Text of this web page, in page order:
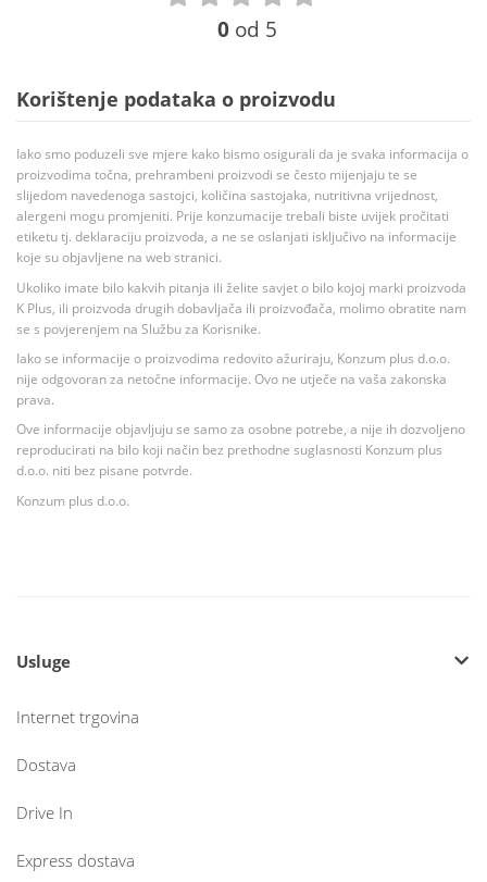
0 od 5
Korištenje podataka o proizvodu
Iako smo poduzeli sve mjere kako bismo osigurali da je svaka informacija o
proizvodima točna, prehrambeni proizvodi se često mijenjaju te se
slijedom navedenoga sastojci, količina sastojaka, nutritivna vrijednost,
alergeni mogu promjeniti. Prije konzumacije trebali biste uvijek pročitati
etiketu tj. deklaraciju proizvoda, a ne se oslanjati isključivo na informacije
koje su objavljene na web stranici.
Ukoliko imate bilo kakvih pitanja ili želite savjet o bilo kojoj marki proizvoda
K Plus, ili proizvoda drugih dobavljača ili proizvođača, molimo obratite nam
se s povjerenjem na Službu za Korisnike.
Iako se informacije o proizvodima redovito ažuriraju, Konzum plus d.o.o.
nije odgovoran za netočne informacije. Ovo ne utječe na vaša zakonska
prava.
Ove informacije objavljuju se samo za osobne potrebe, a nije ih dozvoljeno
reproducirati na bilo koji način bez prethodne suglasnosti Konzum plus
d.o.o. niti bez pisane potvrde.
Konzum plus d.o.o.
Usluge
Internet trgovina
Dostava
Drive In
Express dostava